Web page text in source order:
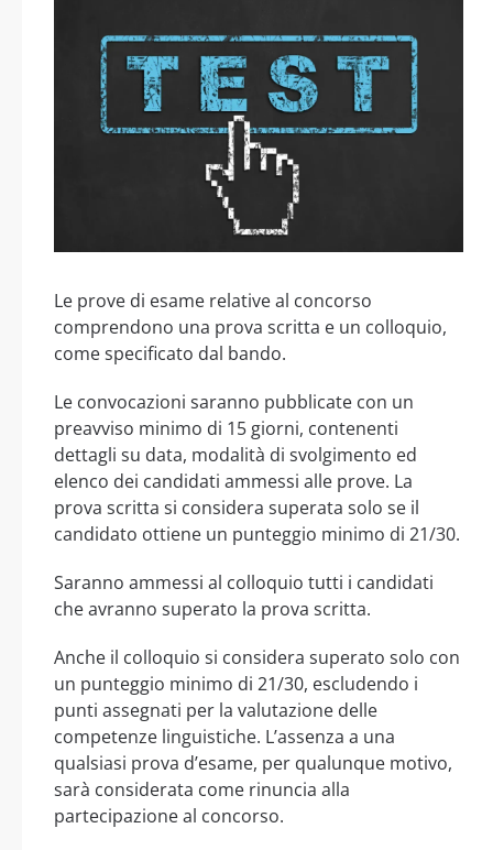
Le prove di esame relative al concorso
comprendono una prova scritta e un colloquio,
come specificato dal bando.
Le convocazioni saranno pubblicate con un
preavviso minimo di 15 giorni, contenenti
dettagli su data, modalità di svolgimento ed
elenco dei candidati ammessi alle prove. La
prova scritta si considera superata solo se il
candidato ottiene un punteggio minimo di 21/30.
Saranno ammessi al colloquio tutti i candidati
che avranno superato la prova scritta.
Anche il colloquio si considera superato solo con
un punteggio minimo di 21/30, escludendo i
punti assegnati per la valutazione delle
competenze linguistiche. L’assenza a una
qualsiasi prova d’esame, per qualunque motivo,
sarà considerata come rinuncia alla
partecipazione al concorso.